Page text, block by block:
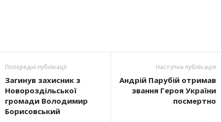
Попередні публікації
Загинув захисник з
Новороздільської
громади Володимир
Борисовський
Наступна публікація
Андрій Парубій отримав
звання Героя України
посмертно